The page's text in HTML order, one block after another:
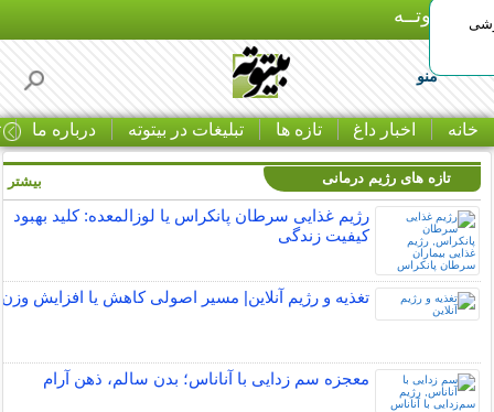
بـیتوتــه
منو
خانه اخبار داغ تازه ها تبلیغات در بیتوته درباره ما
تازه های رژیم درمانی
رژیم غذایی سرطان پانکراس یا لوزالمعده: کلید بهبود
کیفیت زندگی
تغذیه و رژیم آنلاین| مسیر اصولی کاهش یا افزایش وزن
معجزه سم زدایی با آناناس؛ بدن سالم، ذهن آرام
بیشتر